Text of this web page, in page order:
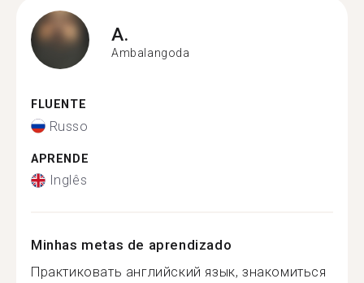
A.
Ambalangoda
FLUENTE
Russo
APRENDE
Inglês
Minhas metas de aprendizado
Практиковать английский язык, знакомиться